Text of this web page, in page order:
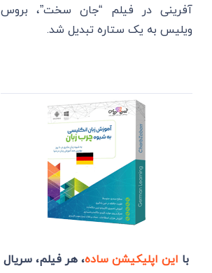
آفرینی در فیلم “جان سخت”، بروس
ویلیس به یک ستاره تبدیل شد.
با این اپلیکیشن ساده، هر فیلم، سریال